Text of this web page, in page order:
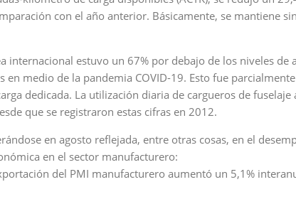
con el año anterior. Básicamente, se mantiene
internacional estuvo un 67% por debajo de los niveles de
en medio de la pandemia COVID-19. Esto fue
dedicada. La utilización diaria de cargueros de fuselaje
que se registraron estas cifras en 2012.
en agosto reflejada, entre otras cosas, en el
en el sector manufacturero:
del PMI manufacturero aumentó un 5,1%